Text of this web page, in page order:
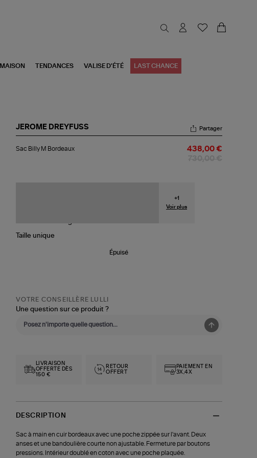
MAISON TENDANCES VALISE D'ÉTÉ LAST CHANCE
JEROME DREYFUSS
Billy
Partager
Sac Billy M Bordeaux 438,00 €
+1
Voir plus
Taille unique
Épuisé
VOTRE CONSEILLÈRE LULLI
Une question sur ce produit ?
LIVRAISON
OFFERTE DÈS
150 €
RETOUR
OFFERT
PAIEMENT EN
3X,4X
DESCRIPTION
Sac à main en cuir bordeaux avec une poche zippée sur l'avant. Deux
anses et une bandoulière courte non ajustable. Fermeture par boutons
pressions. Intérieur doublé en coton avec une poche plaquée.